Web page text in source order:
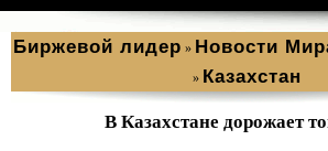
Биржевой лидер » Новости
» Казахстан
В Казахстане дорожает